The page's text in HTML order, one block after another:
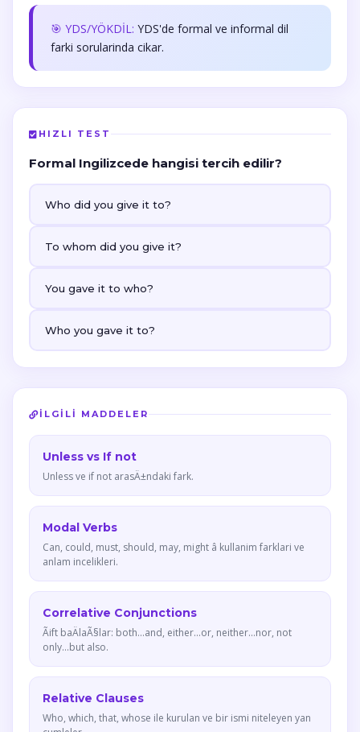
🎯 YDS/YÖKDİL: YDS'de formal ve informal dil
farki sorularinda cikar.
HIZLI TEST
Formal Ingilizcede hangisi tercih edilir?
Who did you give it to?
To whom did you give it?
You gave it to who?
Who you gave it to?
İLGILI MADDELER
Unless vs If not
Unless ve if not arasÄ±ndaki fark.
Modal Verbs
Can, could, must, should, may, might â kullanim farklari ve
anlam incelikleri.
Correlative Conjunctions
Ãift baÄlaÃ§lar: both...and, either...or, neither...nor, not
only...but also.
Relative Clauses
Who, which, that, whose ile kurulan ve bir ismi niteleyen yan